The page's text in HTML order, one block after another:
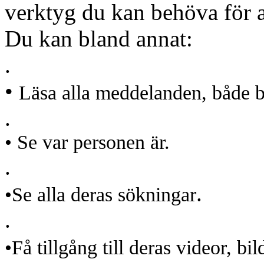
verktyg du kan behöva för
Du kan bland annat:
.
• Läsa alla meddelanden, både
.
• Se var personen är.
.
•Se alla deras sökningar.
.
•Få tillgång till deras videor,